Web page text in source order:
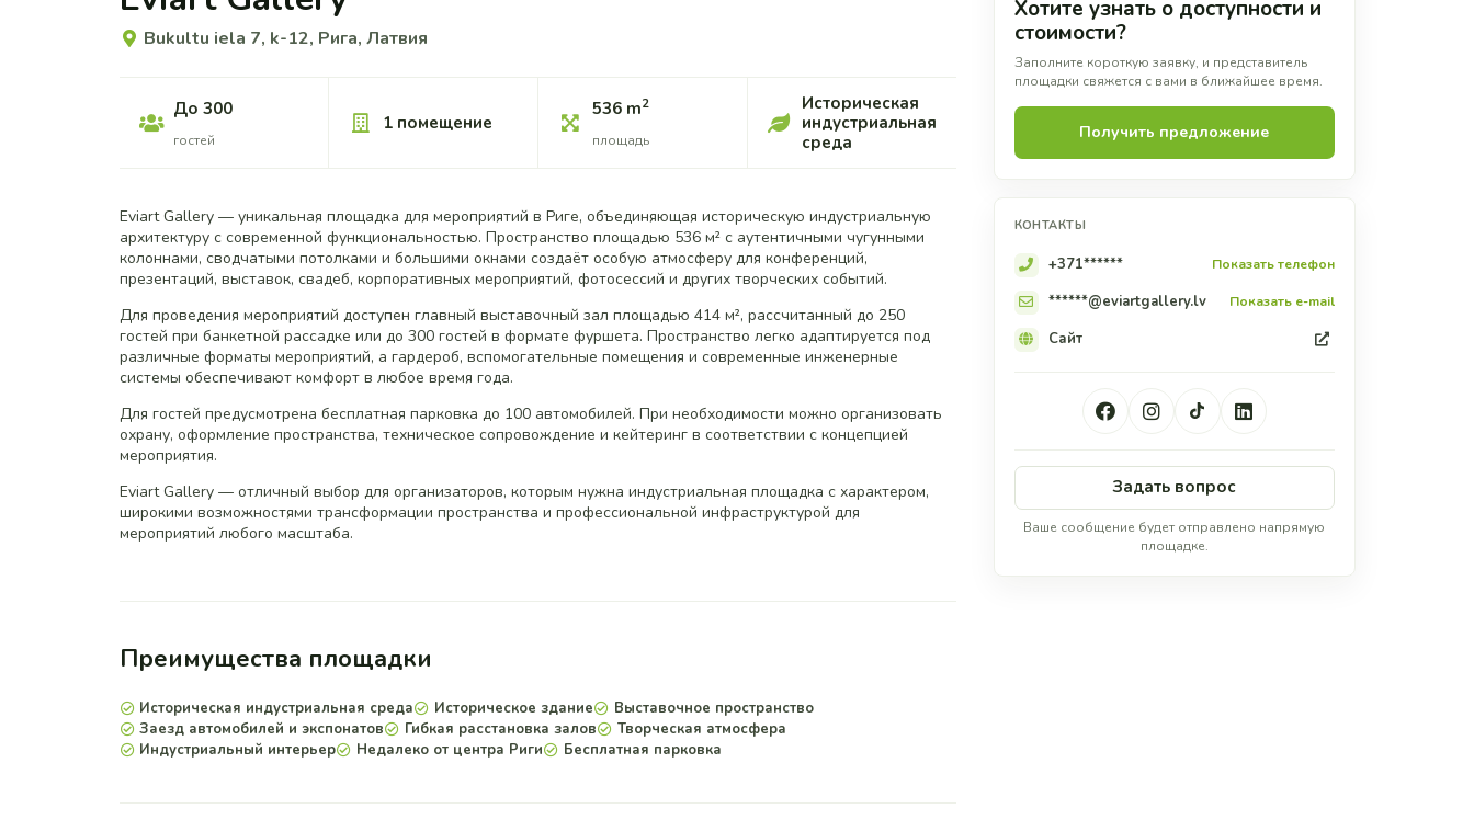
Bukultu iela 7, k-12, Рига, Латвия
До 300
гостей
1 помещение
536 m2
площадь
Историческая
индустриальная
среда
Eviart Gallery — уникальная площадка для мероприятий в Риге, объединяющая историческую индустриальную
архитектуру с современной функциональностью. Пространство площадью 536 м² с аутентичными чугунными
колоннами, сводчатыми потолками и большими окнами создаёт особую атмосферу для конференций,
презентаций, выставок, свадеб, корпоративных мероприятий, фотосессий и других творческих событий.
Для проведения мероприятий доступен главный выставочный зал площадью 414 м², рассчитанный до 250
гостей при банкетной рассадке или до 300 гостей в формате фуршета. Пространство легко адаптируется под
различные форматы мероприятий, а гардероб, вспомогательные помещения и современные инженерные
системы обеспечивают комфорт в любое время года.
Для гостей предусмотрена бесплатная парковка до 100 автомобилей. При необходимости можно организовать
охрану, оформление пространства, техническое сопровождение и кейтеринг в соответствии с концепцией
мероприятия.
Eviart Gallery — отличный выбор для организаторов, которым нужна индустриальная площадка с характером,
широкими возможностями трансформации пространства и профессиональной инфраструктурой для
мероприятий любого масштаба.
Преимущества площадки
Историческая индустриальная среда Историческое здание
Выставочное пространство
Заезд автомобилей и экспонатов
Гибкая расстановка залов
Творческая атмосфера
Индустриальный интерьер
Недалеко от центра Риги Бесплатная парковка
Хотите узнать о доступности и
стоимости?
Заполните короткую заявку, и представитель
площадки свяжется с вами в ближайшее время.
Получить предложение
КОНТАКТЫ
+371****** Показать телефон
******@eviartgallery.lv Показать e-mail
Сайт
Задать вопрос
Ваше сообщение будет отправлено напрямую
площадке.